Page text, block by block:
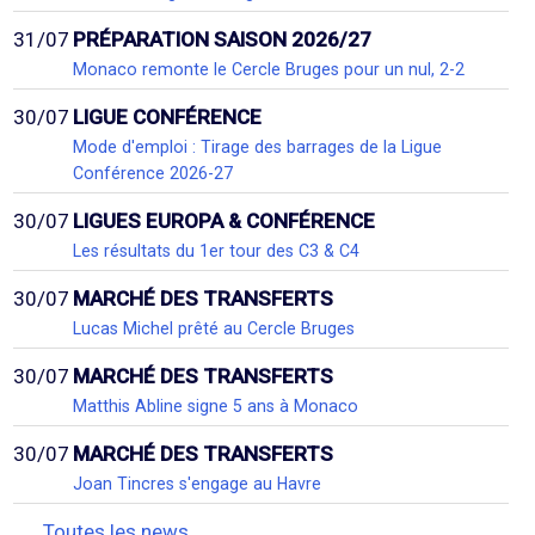
31/07 PRÉPARATION SAISON 2026/27
Monaco remonte le Cercle Bruges pour un nul, 2-2
30/07 LIGUE CONFÉRENCE
Mode d'emploi : Tirage des barrages de la Ligue
Conférence 2026-27
30/07 LIGUES EUROPA & CONFÉRENCE
Les résultats du 1er tour des C3 & C4
30/07 MARCHÉ DES TRANSFERTS
Lucas Michel prêté au Cercle Bruges
30/07 MARCHÉ DES TRANSFERTS
Matthis Abline signe 5 ans à Monaco
30/07 MARCHÉ DES TRANSFERTS
Joan Tincres s'engage au Havre